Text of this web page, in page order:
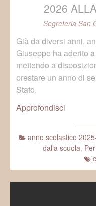
2026
Segreteria San
Già da diversi anni,
Giuseppe ha aderito
mettendo a
prestare un anno di
Stato,
Approfondisci
anno scolastico
dalla scuola,